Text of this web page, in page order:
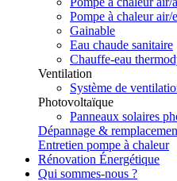
Pompe à chaleur air/
Gainable
Eau chaude sanitaire
Chauffe-eau
Ventilation
Système de
Photovoltaïque
Panneaux solaires
Dépannage &
Entretien pompe à chaleur
Rénovation Énergétique
Qui sommes-nous ?